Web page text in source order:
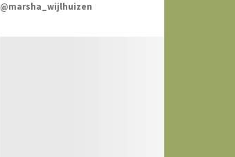
@marsha_wijlhuizen